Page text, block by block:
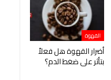
القهوة
أضرار القهوة هل فعلاً
بتأثر على ضغط الدم؟